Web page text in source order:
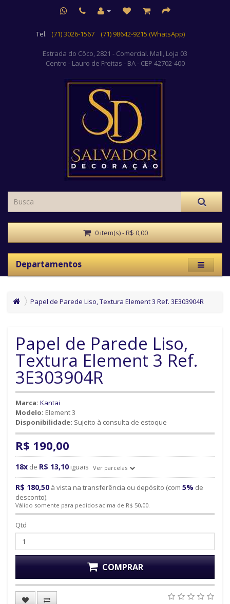
Tel. (71) 3026-1567 (71) 98642-9215 (WhatsApp)
Estrada do Côco, 2821 - Comercial. Mall, Loja 03
Centro - Lauro de Freitas - BA - CEP 42702-400
0 item(s) - R$ 0,00
Departamentos
Papel de Parede Liso, Textura Element 3 Ref. 3E303904R
Papel de Parede Liso,
Textura Element 3 Ref.
3E303904R
Marca: Kantai
Modelo: Element 3
Disponibilidade: Sujeito à consulta de estoque
R$ 190,00
18x de R$ 13,10 iguais Ver parcelas
R$ 180,50 à vista na transferência ou depósito (com 5% de
desconto).
Válido somente para pedidos acima de R$ 50,00.
Qtd
COMPRAR